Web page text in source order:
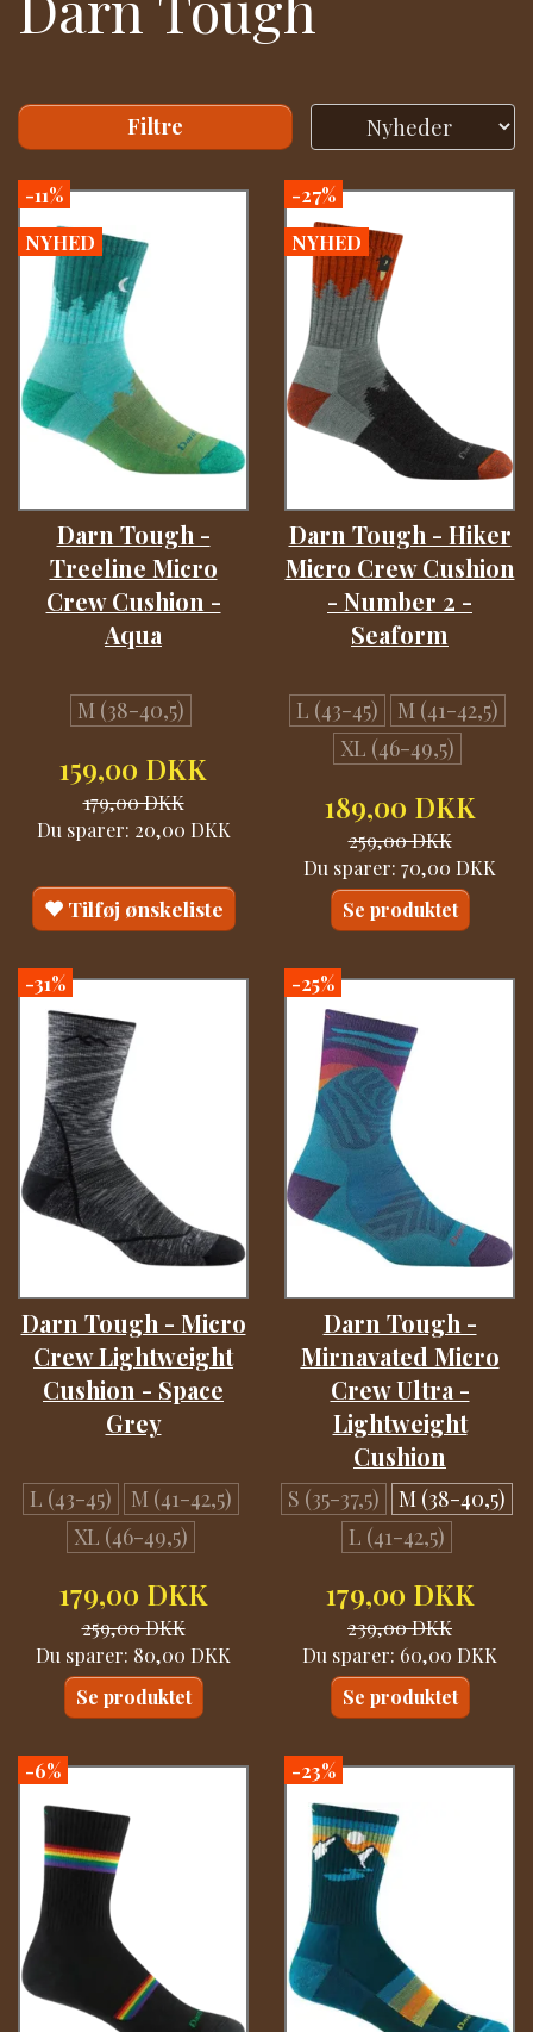
Filtre
-11%
NYHED
Darn Tough -
Treeline Micro
Crew Cushion -
Aqua
M (38-40,5)
159,00 DKK
179,00 DKK
Du sparer: 20,00 DKK
Tilføj ønskeliste
-27%
NYHED
Darn Tough - Hiker
Micro Crew Cushion
- Number 2 -
Seaform
L (43-45)
M (41-42,5)
XL (46-49,5)
189,00 DKK
259,00 DKK
Du sparer: 70,00 DKK
Se produktet
-31%
Darn Tough - Micro
Crew Lightweight
Cushion - Space
Grey
L (43-45)
M (41-42,5)
XL (46-49,5)
179,00 DKK
259,00 DKK
Du sparer: 80,00 DKK
Se produktet
-25%
Darn Tough -
Mirnavated Micro
Crew Ultra -
Lightweight
Cushion
S (35-37,5)
M (38-40,5)
L (41-42,5)
179,00 DKK
239,00 DKK
Du sparer: 60,00 DKK
Se produktet
-6% -23%